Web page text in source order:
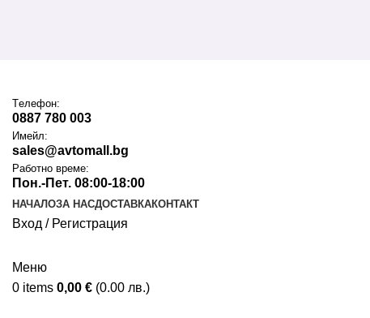
Tелефон:
0887 780 003
Имейл:
sales@avtomall.bg
Работно време:
Пон.-Пет. 08:00-18:00
НАЧАЛОЗА НАСДОСТАВКАКОНТАКТ
Вход / Регистрация
Меню
0 items 0,00 € (0.00 лв.)